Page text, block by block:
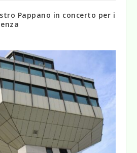
Pappano in concerto per i